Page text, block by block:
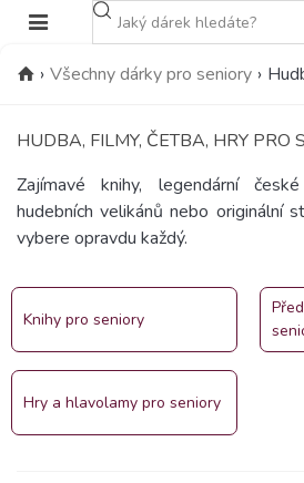
› Všechny dárky pro seniory ›
HUDBA, FILMY, ČETBA, HRY PRO
Zajímavé knihy, legendární
hudebních velikánů nebo originální
vybere opravdu každý.
Knihy pro seniory
Hry a hlavolamy pro seniory